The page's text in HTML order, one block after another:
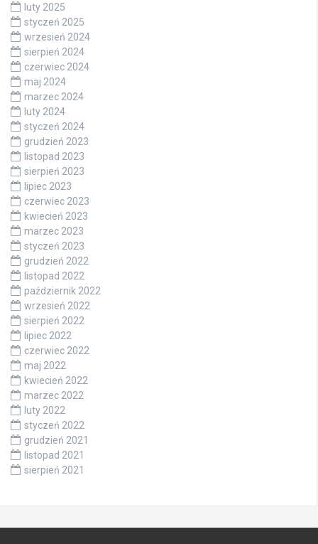
luty 2025
styczeń 2025
wrzesień 2024
sierpień 2024
czerwiec 2024
maj 2024
marzec 2024
luty 2024
styczeń 2024
grudzień 2023
listopad 2023
sierpień 2023
lipiec 2023
czerwiec 2023
kwiecień 2023
marzec 2023
styczeń 2023
grudzień 2022
listopad 2022
październik 2022
wrzesień 2022
sierpień 2022
lipiec 2022
czerwiec 2022
maj 2022
kwiecień 2022
marzec 2022
luty 2022
styczeń 2022
grudzień 2021
listopad 2021
sierpień 2021